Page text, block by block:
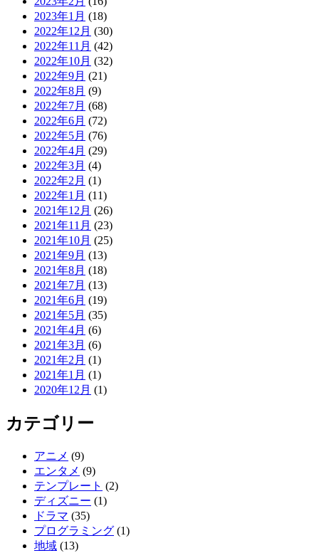
2023年1月 (18)
2022年12月 (30)
2022年11月 (42)
2022年10月 (32)
2022年9月 (21)
2022年8月 (9)
2022年7月 (68)
2022年6月 (72)
2022年5月 (76)
2022年4月 (29)
2022年3月 (4)
2022年2月 (1)
2022年1月 (11)
2021年12月 (26)
2021年11月 (23)
2021年10月 (25)
2021年9月 (13)
2021年8月 (18)
2021年7月 (13)
2021年6月 (19)
2021年5月 (35)
2021年4月 (6)
2021年3月 (6)
2021年2月 (1)
2021年1月 (1)
2020年12月 (1)
カテゴリー
アニメ (9)
エンタメ (9)
テンプレート (2)
ディズニー (1)
ドラマ (35)
プログラミング (1)
地域 (13)